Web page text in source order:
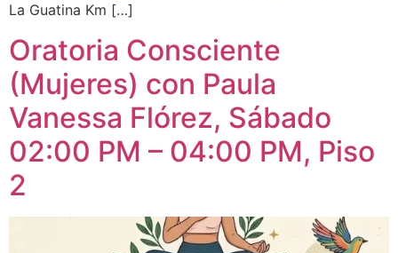
La Guatina Km […]
Oratoria Consciente
(Mujeres) con Paula
Vanessa Flórez, Sábado
02:00 PM – 04:00 PM, Piso
2